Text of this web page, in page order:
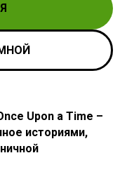
Upon a Time –
историями,